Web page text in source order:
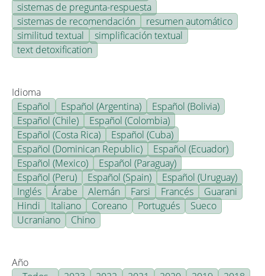
sistemas de pregunta-respuesta
sistemas de recomendación
resumen automático
similitud textual
simplificación textual
text detoxification
Idioma
Español
Español (Argentina)
Español (Bolivia)
Español (Chile)
Español (Colombia)
Español (Costa Rica)
Español (Cuba)
Español (Dominican Republic)
Español (Ecuador)
Español (Mexico)
Español (Paraguay)
Español (Peru)
Español (Spain)
Español (Uruguay)
Inglés
Árabe Alemán Farsi Francés
Guarani
Hindi
Italiano Coreano Portugués
Sueco
Ucraniano
Chino
Año